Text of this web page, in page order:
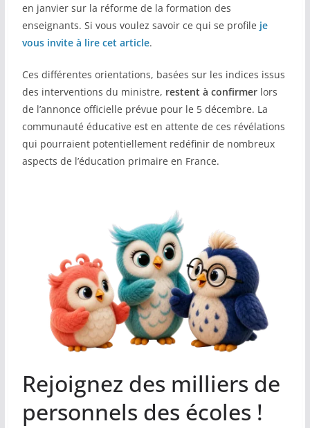
en janvier sur la réforme de la formation des
enseignants. Si vous voulez savoir ce qui se profile je
vous invite à lire cet article.
Ces différentes orientations, basées sur les indices issus
des interventions du ministre, restent à confirmerlors
de l’annonce officielle prévue pour le 5 décembre. La
communauté éducative est en attente de ces révélations
qui pourraient potentiellement redéfinir de nombreux
aspects de l’éducation primaire en France.
Rejoignez des milliers de
personnels des écoles !